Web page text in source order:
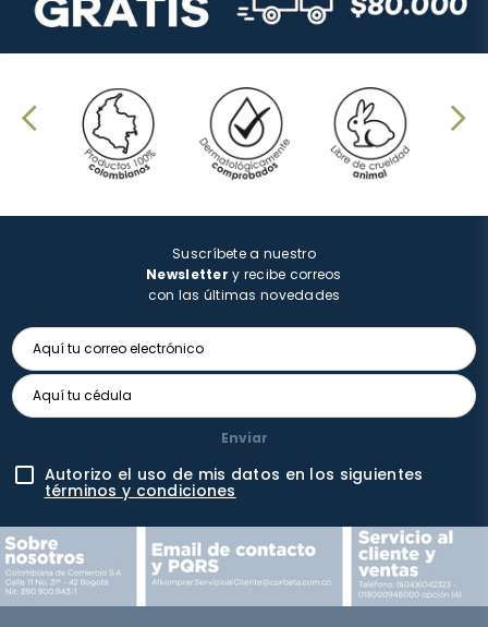
Suscríbete a nuestro
Newsletter y recibe correos
con las últimas novedades
Enviar
Autorizo el uso de mis datos en los siguientes
términos y condiciones